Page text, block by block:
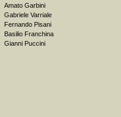
Amato Garbini
Gabriele Varriale
Fernando Pisani
Basilio Franchina
Gianni Puccini